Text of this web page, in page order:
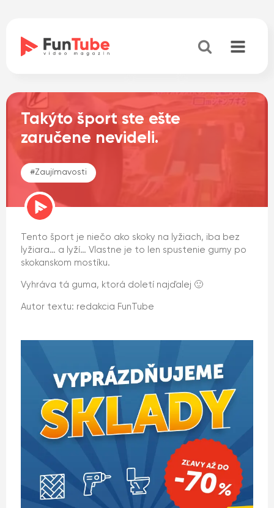
Takýto šport ste ešte
zaručene nevideli.
#Zaujímavosti
Tento šport je niečo ako skoky na lyžiach, iba bez
lyžiara… a lyží… Vlastne je to len spustenie gumy po
skokanskom mostíku.
Vyhráva tá guma, ktorá doletí najďalej 🙂
Autor textu: redakcia FunTube